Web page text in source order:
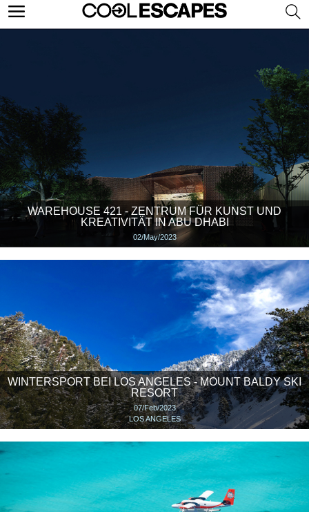
WAREHOUSE 421 - ZENTRUM FÜR KUNST UND
KREATIVITÄT IN ABU DHABI
02/May/2023
WINTERSPORT BEI LOS ANGELES - MOUNT BALDY SKI
RESORT
07/Feb/2023
LOS ANGELES